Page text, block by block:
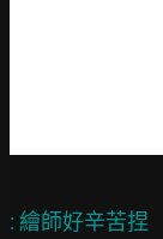
: 繪師好辛苦捏